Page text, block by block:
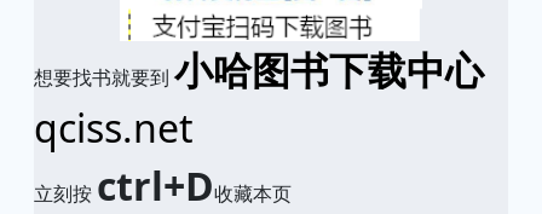
想要找书就要到 小哈图书下载中心
qciss.net
立刻按 ctrl+D收藏本页